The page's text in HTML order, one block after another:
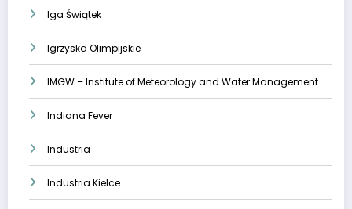
Iga Świątek
Igrzyska Olimpijskie
IMGW – Institute of Meteorology and Water Management
Indiana Fever
Industria
Industria Kielce